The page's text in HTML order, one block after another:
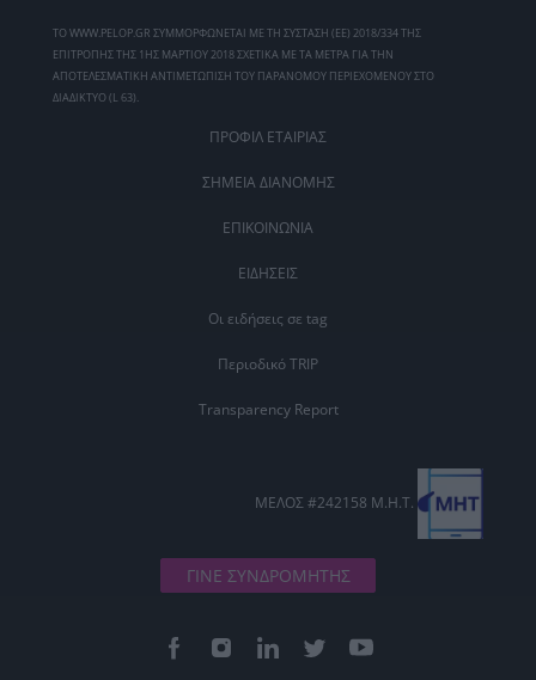
ΤΟ WWW.PELOP.GR ΣΥΜΜΟΡΦΩΝΕΤΑΙ ΜΕ ΤΗ ΣΥΣΤΑΣΗ (ΕΕ) 2018/334 ΤΗΣ
ΕΠΙΤΡΟΠΗΣ ΤΗΣ 1ΗΣ ΜΑΡΤΙΟΥ 2018 ΣΧΕΤΙΚΑ ΜΕ ΤΑ ΜΕΤΡΑ ΓΙΑ ΤΗΝ
ΑΠΟΤΕΛΕΣΜΑΤΙΚΗ ΑΝΤΙΜΕΤΩΠΙΣΗ ΤΟΥ ΠΑΡΑΝΟΜΟΥ ΠΕΡΙΕΧΟΜΕΝΟΥ ΣΤΟ
ΔΙΑΔΙΚΤΥΟ (L 63).
ΠΡΟΦΙΛ ΕΤΑΙΡΙΑΣ
ΣΗΜΕΙΑ ΔΙΑΝΟΜΗΣ
ΕΠΙΚΟΙΝΩΝΙΑ
ΕΙΔΗΣΕΙΣ
Οι ειδήσεις σε tag
Περιοδικό TRIP
Transparency Report
ΓΙΝΕ ΣΥΝΔΡΟΜΗΤΗΣ
ΜΕΛΟΣ #242158 Μ.Η.Τ.